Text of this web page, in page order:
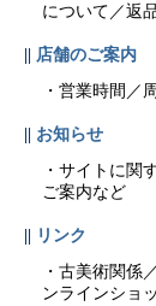
について／返
|| 店舗のご案内
・営業時間／
|| お知らせ
・サイトに関
ご案内など
|| リンク
・古美術関係
ンラインショ